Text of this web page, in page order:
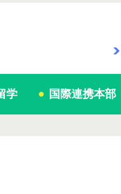
学 国際連携本部